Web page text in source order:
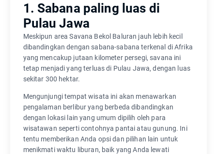
1. Sabana paling luas di
Pulau Jawa
Meskipun area Savana Bekol Baluran jauh lebih kecil
dibandingkan dengan sabana-sabana terkenal di Afrika
yang mencakup jutaan kilometer persegi, savana ini
tetap menjadi yang terluas di Pulau Jawa, dengan luas
sekitar 300 hektar.
Mengunjungi tempat wisata ini akan menawarkan
pengalaman berlibur yang berbeda dibandingkan
dengan lokasi lain yang umum dipilih oleh para
wisatawan seperti contohnya pantai atau gunung. Ini
tentu memberikan Anda opsi dan pilihan lain untuk
menikmati waktu liburan, baik yang Anda lewati